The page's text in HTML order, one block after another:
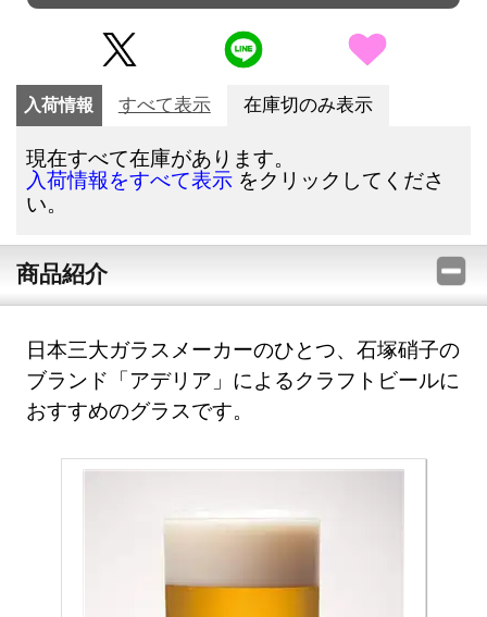
入荷情報 すべて表示 在庫切のみ表示
現在すべて在庫があります。
入荷情報をすべて表示 をクリックしてくださ
い。
商品紹介
日本三大ガラスメーカーのひとつ、石塚硝子の
ブランド「アデリア」によるクラフトビールに
おすすめのグラスです。